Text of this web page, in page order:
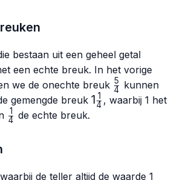
bestaan uit een geheel getal
een echte breuk. In het vorige
we de onechte breuk \frac{5}
{4}
4
5
kunnen
gemengde breuk 1\frac{1}
1 4
1 , waarbij 1 het
\frac{1}
4
1 de echte breuk.
de teller altijd de waarde 1